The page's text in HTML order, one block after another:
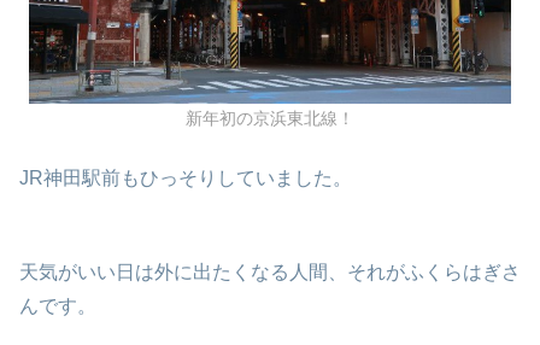
新年初の京浜東北線！
JR神田駅前もひっそりしていました。
天気がいい日は外に出たくなる人間、それがふくらはぎさ
んです。